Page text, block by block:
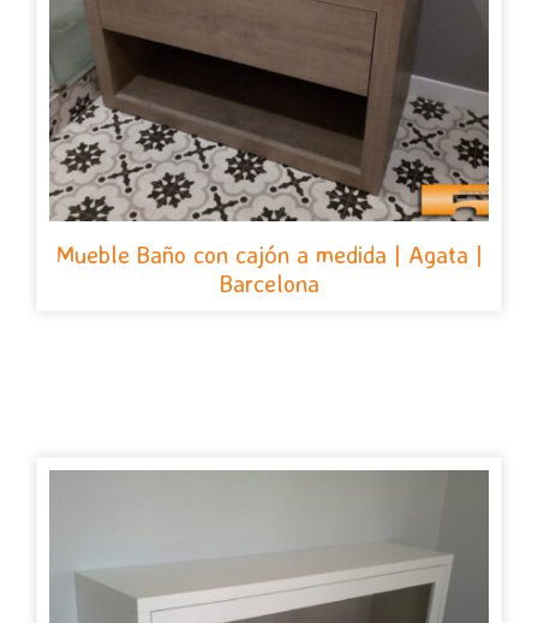
Mueble Baño con cajón a medida | Agata |
Barcelona